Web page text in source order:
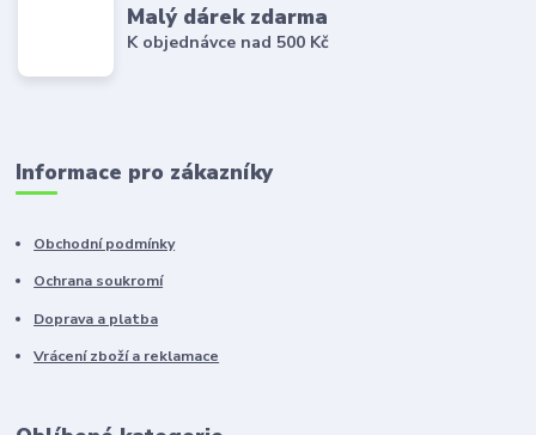
Malý dárek zdarma
K objednávce nad 500 Kč
Informace pro zákazníky
Obchodní podmínky
Ochrana soukromí
Doprava a platba
Vrácení zboží a reklamace